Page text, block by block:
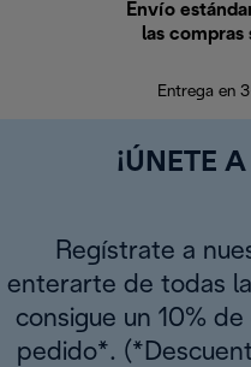
Envío
las
Entrega en
¡ÚNETE
Regístrate a
enterarte de todas
consigue un 10%
pedido*.